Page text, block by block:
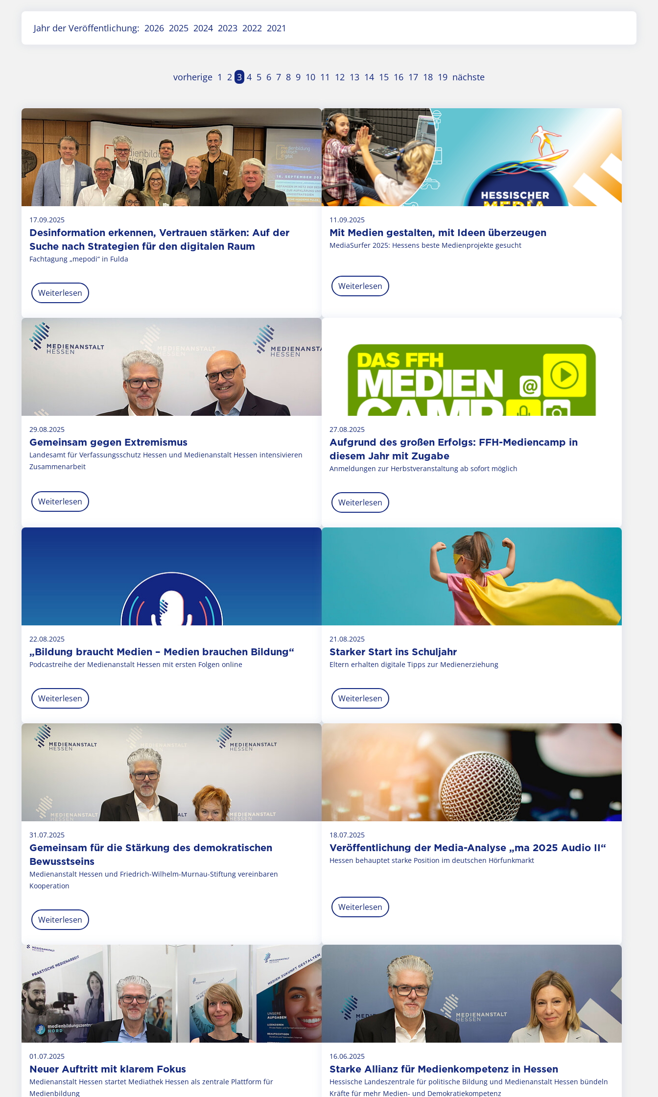
Jahr der Veröffentlichung: 2026 2025 2024 2023 2022 2021
vorherige 1 2 3 4 5 6 7 8 9 10 11 12 13 14 15 16 17 18 19 nächste
17.09.2025
Desinformation erkennen, Vertrauen stärken: Auf der
Suche nach Strategien für den digitalen Raum
Fachtagung „mepodi“ in Fulda
Weiterlesen
11.09.2025
Mit Medien gestalten, mit Ideen überzeugen
MediaSurfer 2025: Hessens beste Medienprojekte gesucht
Weiterlesen
29.08.2025
Gemeinsam gegen Extremismus
Landesamt für Verfassungsschutz Hessen und Medienanstalt Hessen intensivieren
Zusammenarbeit
Weiterlesen
27.08.2025
Aufgrund des großen Erfolgs: FFH-Mediencamp in
diesem Jahr mit Zugabe
Anmeldungen zur Herbstveranstaltung ab sofort möglich
Weiterlesen
22.08.2025
„Bildung braucht Medien – Medien brauchen Bildung“
Podcastreihe der Medienanstalt Hessen mit ersten Folgen online
Weiterlesen
21.08.2025
Starker Start ins Schuljahr
Eltern erhalten digitale Tipps zur Medienerziehung
Weiterlesen
31.07.2025
Gemeinsam für die Stärkung des demokratischen
Bewusstseins
Medienanstalt Hessen und Friedrich-Wilhelm-Murnau-Stiftung vereinbaren
Kooperation
Weiterlesen
18.07.2025
Veröffentlichung der Media-Analyse „ma 2025 Audio II“
Hessen behauptet starke Position im deutschen Hörfunkmarkt
Weiterlesen
01.07.2025
Neuer Auftritt mit klarem Fokus
Medienanstalt Hessen startet Mediathek Hessen als zentrale Plattform für
Medienbildung
16.06.2025
Starke Allianz für Medienkompetenz in Hessen
Hessische Landeszentrale für politische Bildung und Medienanstalt Hessen bündeln
Kräfte für mehr Medien- und Demokratiekompetenz